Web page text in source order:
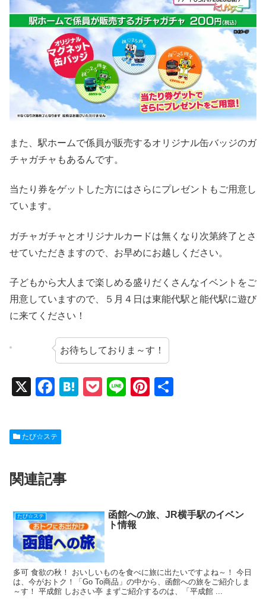
また、駅ホームで係員が販売するオリジナル缶バッジのガ
チャガチャもあるんです。
当たり券をゲットした方にはさらにプレゼントもご用意し
ています。
ガチャガチャとオリジナルカードは無くなり次第終了とさ
せていただきますので、お早めにお越しください。
子どもから大人まで楽しめる盛りだくさんなイベントをご
用意していますので、５月４日は東能代駅と能代駅に遊び
に来てください！
お待ちしておりま～す！
X
F
c
e
o
k
H
P
Li
Pi
たび☆ステ
関連記事
たび☆ステ
函館への旅、JR横手駅のイベン
ト情報
多可 食欲の秋！ おいしいものを食べに旅に出たいですよね～！ 今日
は、今がおトク！「Go To商品」の中から、函館への旅をご紹介しま
～す！ 平成館 しおさい亭 まずご紹介するのは、「平成館 ...